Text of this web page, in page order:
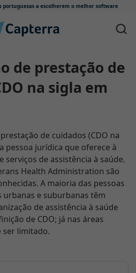
portuguesas a escolherem o melhor software
na sigla em
de cuidados (CDO na
pessoa jurídica que oferece à
serviços de assistência à saúde.
Health Administration são
A maioria das pessoas
urbanas e suburbanas têm
de assistência à saúde
de CDO; já nas áreas
ser limitado.